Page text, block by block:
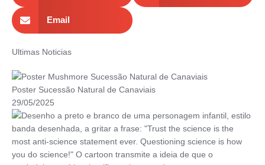
Email
Ultimas Noticias
Poster Sucessão Natural de Canaviais
29/05/2025